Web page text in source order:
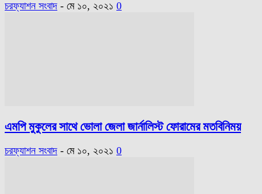
চরফ্যাশন সংবাদ - মে ১০, ২০২১ 0
এমপি মুকুলের সাথে ভোলা জেলা জার্নালিস্ট ফোরামের মতবিনিময়
চরফ্যাশন সংবাদ - মে ১০, ২০২১ 0